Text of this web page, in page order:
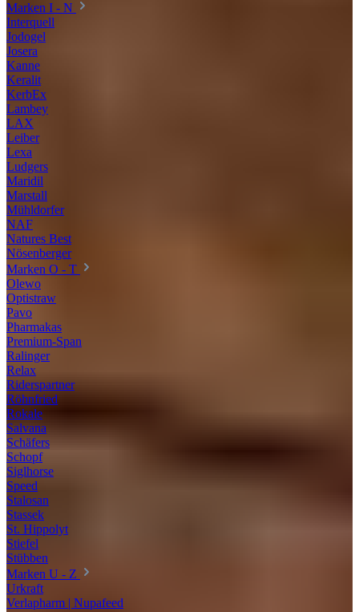
Marken I - N
Interquell
Jodogel
Josera
Kanne
Keralit
KerbEx
Lambey
LAX
Leiber
Lexa
Ludgers
Maridil
Marstall
Mühldorfer
NAF
Natures Best
Nösenberger
Marken O - T
Olewo
Optistraw
Pavo
Pharmakas
Premium-Span
Ralinger
Relax
Riderspartner
Röhnfried
Rokale
Salvana
Schäfers
Schopf
Siglhorse
Speed
Stalosan
Stassek
St. Hippolyt
Stiefel
Stübben
Marken U - Z
Urkraft
Verlapharm | Nupafeed